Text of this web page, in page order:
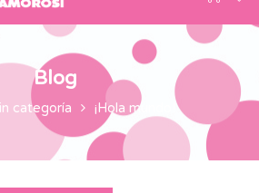
Blog
categoría ¡Hola mundo!